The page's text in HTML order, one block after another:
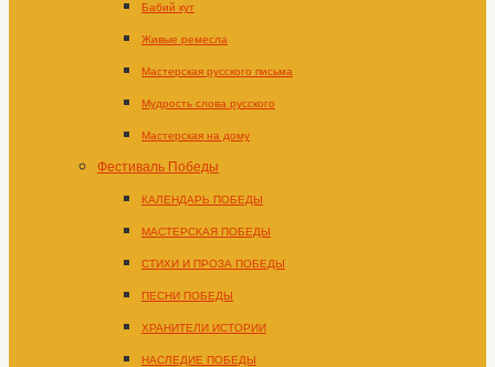
Бабий кут
Живые ремесла
Мастерская русского письма
Мудрость слова русского
Мастерская на дому
Фестиваль Победы
КАЛЕНДАРЬ ПОБЕДЫ
МАСТЕРСКАЯ ПОБЕДЫ
СТИХИ И ПРОЗА ПОБЕДЫ
ПЕСНИ ПОБЕДЫ
ХРАНИТЕЛИ ИСТОРИИ
НАСЛЕДИЕ ПОБЕДЫ